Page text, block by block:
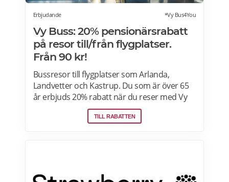
Erbjudande *Vy Bus4You
Vy Buss: 20% pensionärsrabatt
på resor till/från flygplatser.
Från 90 kr!
Bussresor till flygplatser som Arlanda,
Landvetter och Kastrup. Du som är över 65
år erbjuds 20% rabatt när du reser med Vy
Bus4You och Vy express. Välj kategori senior
i samband med biljettbokning och biljetten
pensionärsrabatter hos VY här.
TILL RABATTEN